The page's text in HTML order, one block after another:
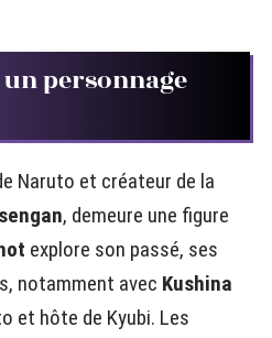
personnage
Naruto et créateur de la
, demeure une figure
explore son passé, ses
notamment avec Kushina
et hôte de Kyubi. Les